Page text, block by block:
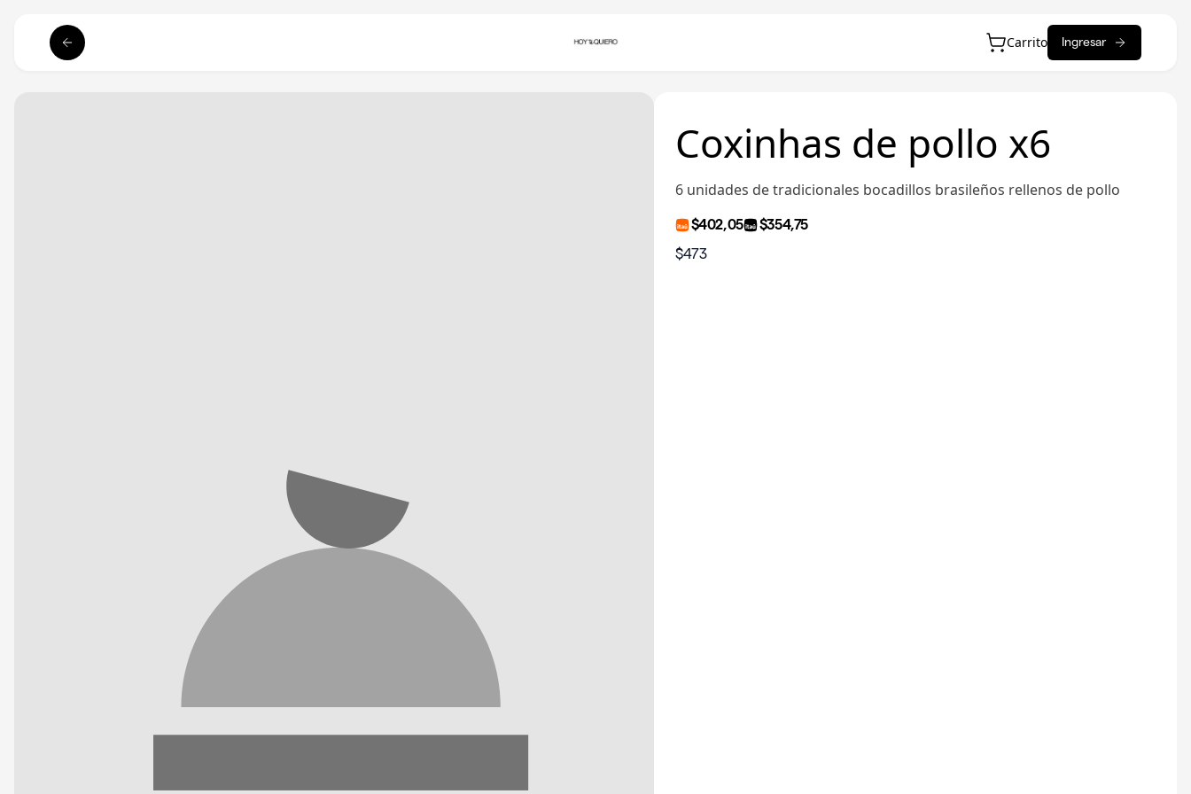
Carrito Ingresar
Coxinhas de pollo x6
6 unidades de tradicionales bocadillos brasileños rellenos de pollo
$402,05 $354,75
$473